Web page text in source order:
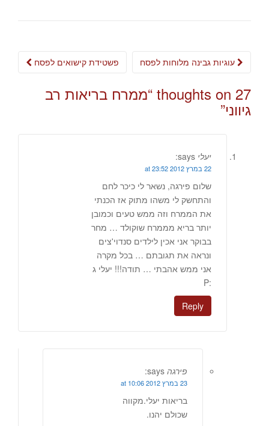
Post
פשטידת קישואים לפסח
27 thoughts on “ ממרח בריאות רב
גיווני”
יעלי says:
22 במרץ 2012 at 23:52
שלום פירגה, נשאר לי כיכר לחם
והתחשק לי משהו מתוק אז הכנתי
את הממרח וזה ממש טעים וכמובן
יותר בריא מממרח שוקולד … מחר
בבוקר אני אכין לילדים סנדוי'צים
ונראה את תגובתם … בכל מקרה
אני ממש אהבתי … תודה!!! יעלי ג
:P
Reply
פירגה says:
23 במרץ 2012 at 10:06
בריאות יעלי.מקווה
שכולם יהנו.